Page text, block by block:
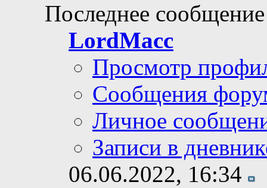
Последнее
LordMacc
Просмотр
Сообщения
Личное
Записи в
06.06.2022, 16:34